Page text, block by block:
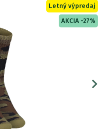
Letný výpredaj
AKCIA -27%